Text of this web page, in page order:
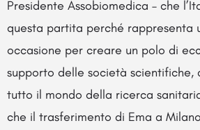
Presidente Assobiomedica – che
questa partita perché rappresenta
occasione per creare un polo di
supporto delle società scientifiche,
tutto il mondo della ricerca
che il trasferimento di Ema a